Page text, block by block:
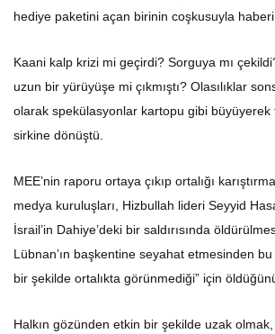
hediye paketini açan birinin coşkusuyla haberi
Kaani kalp krizi mi geçirdi? Sorguya mı
uzun bir yürüyüşe mi çıkmıştı? Olasılıklar
olarak spekülasyonlar kartopu gibi büyüyerek
sirkine dönüştü.
MEE’nin raporu ortaya çıkıp ortalığı
medya kuruluşları, Hizbullah lideri Seyyid
İsrail’in Dahiye’deki bir saldırısında
Lübnan’ın başkentine seyahat etmesinden
bir şekilde ortalıkta görünmediği” için
Halkın gözünden etkin bir şekilde uzak olmak,